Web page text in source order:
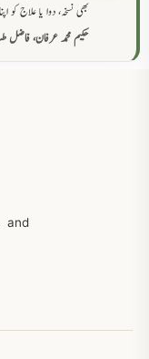
بھی نسخہ، دوا یا علاج
حکیم محمد عرفان، فاضل
and